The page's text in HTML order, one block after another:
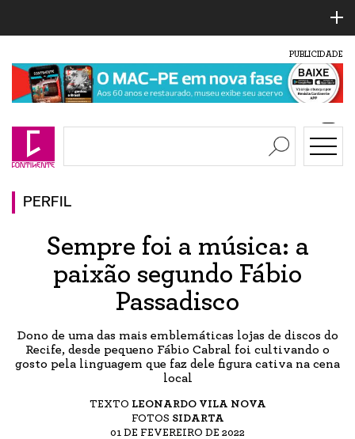
PUBLICIDADE
PERFIL
Sempre foi a música: a
paixão segundo Fábio
Passadisco
Dono de uma das mais emblemáticas lojas de discos do
Recife, desde pequeno Fábio Cabral foi cultivando o
gosto pela linguagem que faz dele figura cativa na cena
local
TEXTO LEONARDO VILA NOVA
FOTOS SIDARTA
01 DE FEVEREIRO DE 2022